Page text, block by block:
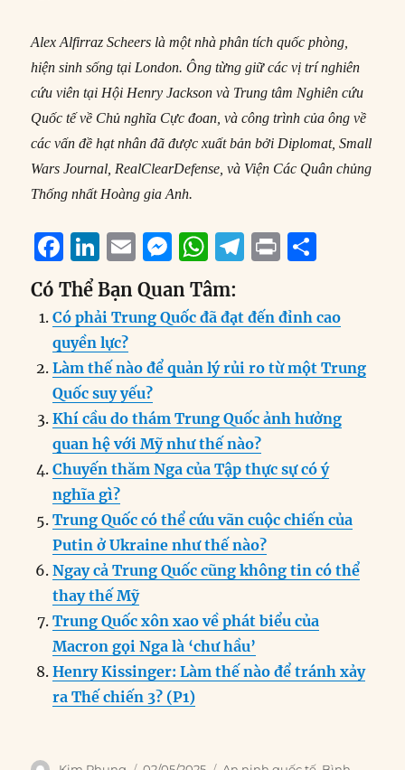
Alex Alfirraz Scheers là một nhà phân tích quốc phòng,
hiện sinh sống tại London. Ông từng giữ các vị trí nghiên
cứu viên tại Hội Henry Jackson và Trung tâm Nghiên cứu
Quốc tế về Chủ nghĩa Cực đoan, và công trình của ông về
các vấn đề hạt nhân đã được xuất bản bởi Diplomat, Small
Wars Journal, RealClearDefense, và Viện Các Quân chủng
Thống nhất Hoàng gia Anh.
F
a
c
e
b
o
o
k
Li
n
k
e
d
I
n
E
m
ai
l
M
ss
e
n
er
W
h
at
s
A
p
T
e
g
r
m
P
n
t
re
Có Thể Bạn Quan Tâm:
Có phải Trung Quốc đã đạt đến đỉnh cao
quyền lực?
Làm thế nào để quản lý rủi ro từ một Trung
Quốc suy yếu?
Khí cầu do thám Trung Quốc ảnh hưởng
quan hệ với Mỹ như thế nào?
Chuyến thăm Nga của Tập thực sự có ý
nghĩa gì?
Trung Quốc có thể cứu vãn cuộc chiến của
Putin ở Ukraine như thế nào?
Ngay cả Trung Quốc cũng không tin có thể
thay thế Mỹ
Trung Quốc xôn xao về phát biểu của
Macron gọi Nga là ‘chư hầu’
Henry Kissinger: Làm thế nào để tránh xảy
ra Thế chiến 3? (P1)